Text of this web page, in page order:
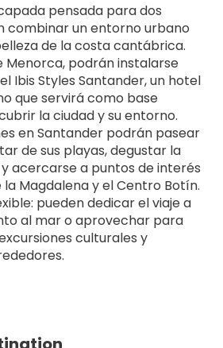
pensada para dos
combinar un entorno urbano
de la costa cantábrica.
Menorca, podrán instalarse
Ibis Styles Santander, un hotel
que servirá como base
la ciudad y su entorno.
en Santander podrán pasear
de sus playas, degustar la
acercarse a puntos de interés
Magdalena y el Centro Botín.
pueden dedicar el viaje a
al mar o aprovechar para
culturales y